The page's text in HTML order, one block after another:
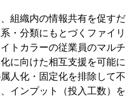
組織内の情報共有を促すだ
・分類にもとづくファイリ
トカラーの従業員のマルチ
に向けた相互支援を可能に
人化・固定化を排除して不
インプット（投入工数）を